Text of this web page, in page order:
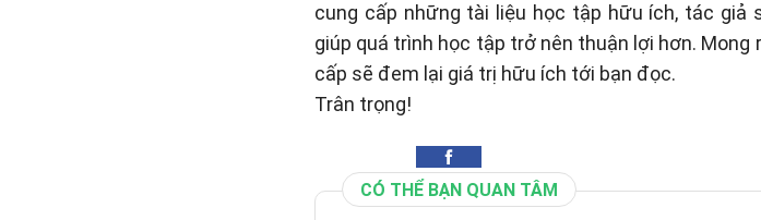
cung cấp những tài liệu học tập hữu ích, tác giả
giúp quá trình học tập trở nên thuận lợi hơn.
cấp sẽ đem lại giá trị hữu ích tới bạn đọc.
Trân trọng!
CÓ THỂ BẠN QUAN TÂM